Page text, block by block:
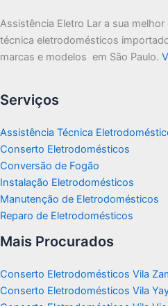
Assistência Eletro Lar a sua
técnica eletrodomésticos
marcas e modelos em São Paulo.
Serviços
Assistência Técnica
Conserto Eletrodomésticos
Conversão de Fogão
Instalação Eletrodomésticos
Manutenção de Eletrodomésticos
Reparo de Eletrodomésticos
Mais Procurados
Conserto Eletrodomésticos Vila
Conserto Eletrodomésticos Vila